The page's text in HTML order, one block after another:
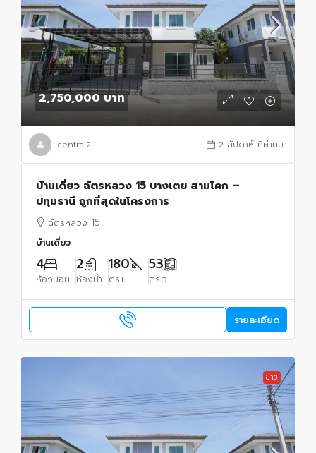
2,750,000 บาท
central2 2 สัปดาห์ ที่ผ่านมา
บ้านเดี่ยว ฉัตรหลวง 15 บางเตย สามโคก –
ปทุมธานี ถูกที่สุดในโครงการ
ฉัตรหลวง 15
บ้านเดี่ยว
4
ห้องนอน
2
ห้องน้ำ
180
ตร.ม.
53
ตร.ว.
รายละเอียด
ขาย